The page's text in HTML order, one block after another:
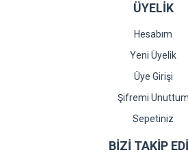
ÜYELİK
Hesabım
Yeni Üyelik
Üye Girişi
Şifremi Unuttum
Sepetiniz
BİZİ TAKİP